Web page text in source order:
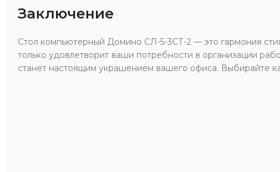
Заключение
Стол компьютерный Домино СЛ-5-3СТ-2 — это гармония
только удовлетворит ваши потребности в организации
станет настоящим украшением вашего офиса. Выбирайте